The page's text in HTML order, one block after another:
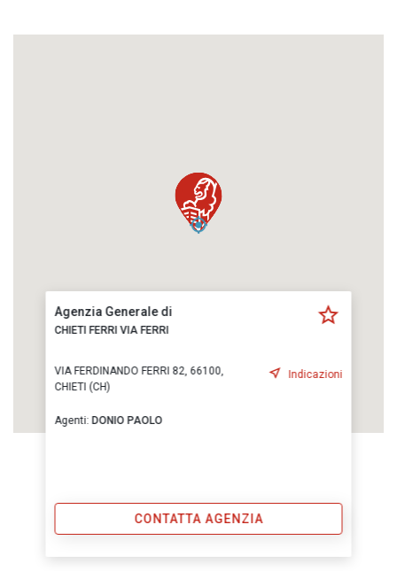
Agenzia Generale di
CHIETI FERRI VIA FERRI
VIA FERDINANDO FERRI 82, 66100,
CHIETI (CH)
Indicazioni
Agenti: DONIO PAOLO
CONTATTA AGENZIA